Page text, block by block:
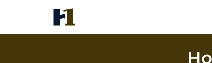
Home2 Suites by Hilton Bangor
цены